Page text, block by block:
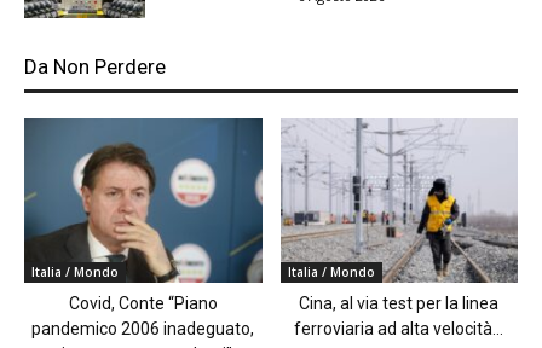
Da Non Perdere
Italia / Mondo
Covid, Conte “Piano
pandemico 2006 inadeguato,
Italia / Mondo
Cina, al via test per la linea
ferroviaria ad alta velocità...